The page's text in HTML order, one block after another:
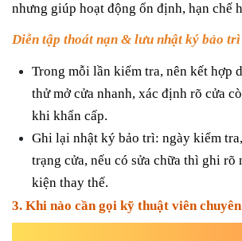
nhưng giúp hoạt động ổn định, hạn chế
Diễn tập thoát nạn & lưu nhật ký bảo trì
Trong mỗi lần kiểm tra, nên kết hợp
thử mở cửa nhanh, xác định rõ cửa
khi khẩn cấp.
Ghi lại nhật ký bảo trì: ngày kiểm
trạng cửa, nếu có sửa chữa thì ghi
kiện thay thế.
3. Khi nào cần gọi kỹ thuật viên